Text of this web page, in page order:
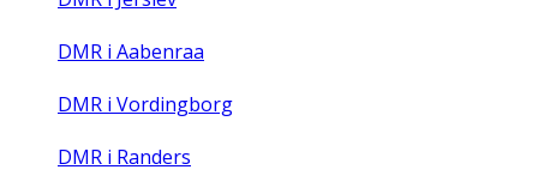
DMR i Aabenraa
DMR i Vordingborg
DMR i Randers